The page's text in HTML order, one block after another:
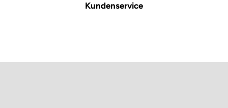
Kundenservice